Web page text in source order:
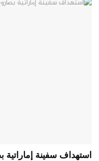
استهداف سفينة